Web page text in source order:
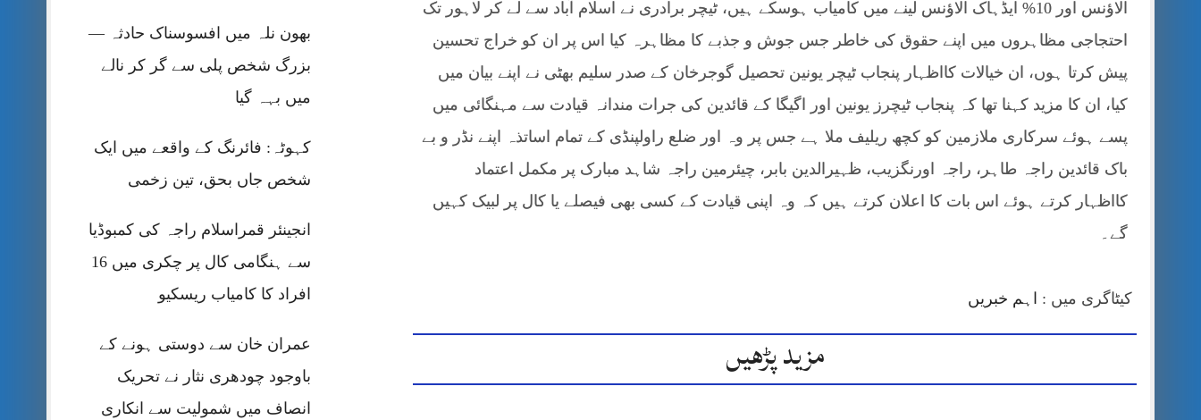
بھون نلہ میں افسوسناک حادثہ —
بزرگ شخص پلی سے گر کر نالے
میں بہہ گیا
کہوٹہ: فائرنگ کے واقعے میں ایک
شخص جاں بحق، تین زخمی
انجینئر قمراسلام راجہ کی کمبوڈیا
سے ہنگامی کال پر چکری میں 16
افراد کا کامیاب ریسکیو
عمران خان سے دوستی ہونے کے
باوجود چودھری نثار نے تحریک
انصاف میں شمولیت سے انکاری
الاؤنس اور 10% ایڈہاک الاؤنس لینے میں کامیاب ہوسکے ہیں، ٹیچر برادری نے اسلام آباد سے لے کر لاہور تک
احتجاجی مظاہروں میں اپنے حقوق کی خاطر جس جوش و جذبے کا مظاہرہ کیا اس پر ان کو خراج تحسین
پیش کرتا ہوں، ان خیالات کااظہار پنجاب ٹیچر یونین تحصیل گوجرخان کے صدر سلیم بھٹی نے اپنے بیان میں
کیا، ان کا مزید کہنا تھا کہ پنجاب ٹیچرز یونین اور اگیگا کے قائدین کی جرات مندانہ قیادت سے مہنگائی میں
پسے ہوئے سرکاری ملازمین کو کچھ ریلیف ملا ہے جس پر وہ اور ضلع راولپنڈی کے تمام اساتذہ اپنے نڈر و بے
باک قائدین راجہ طاہر، راجہ اورنگزیب، ظہیرالدین بابر، چیئرمین راجہ شاہد مبارک پر مکمل اعتماد
کااظہار کرتے ہوئے اس بات کا اعلان کرتے ہیں کہ وہ اپنی قیادت کے کسی بھی فیصلے یا کال پر لبیک کہیں
گے۔
کیٹاگری میں : اہم خبریں
مزید پڑھیں